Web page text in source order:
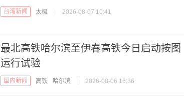
台湾新闻 太极 2026-08-07 10:41
最北高铁哈尔滨至伊春高铁今日启动按图
运行试验
国内新闻 高铁 哈尔滨 2026-08-06 16:36